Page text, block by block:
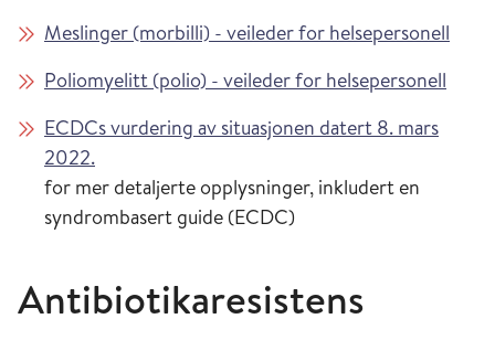
Meslinger (morbilli) - veileder for helsepersonell
Poliomyelitt (polio) - veileder for helsepersonell
ECDCs vurdering av situasjonen datert 8. mars
2022.
for mer detaljerte opplysninger, inkludert en
syndrombasert guide (ECDC)
Antibiotikaresistens